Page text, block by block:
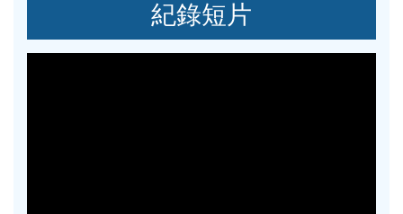
紀錄短片